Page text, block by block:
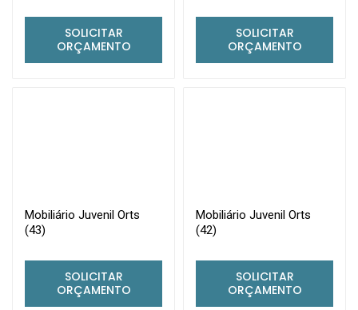
SOLICITAR
ORÇAMENTO
SOLICITAR
ORÇAMENTO
Mobiliário Juvenil Orts
(43)
SOLICITAR
ORÇAMENTO
Mobiliário Juvenil Orts
(42)
SOLICITAR
ORÇAMENTO